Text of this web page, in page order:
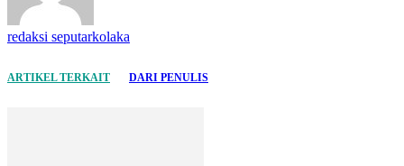
redaksi seputarkolaka
ARTIKEL TERKAIT DARI PENULIS